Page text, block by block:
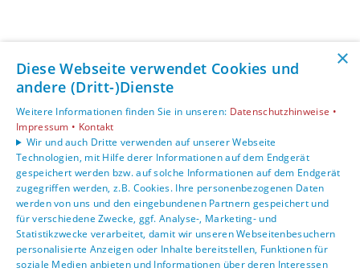
×
Diese Webseite verwendet Cookies und
andere (Dritt-)Dienste
Weitere Informationen finden Sie in unseren: Datenschutzhinweise •
Impressum • Kontakt
Wir und auch Dritte verwenden auf unserer Webseite
Technologien, mit Hilfe derer Informationen auf dem Endgerät
gespeichert werden bzw. auf solche Informationen auf dem Endgerät
zugegriffen werden, z.B. Cookies. Ihre personenbezogenen Daten
werden von uns und den eingebundenen Partnern gespeichert und
für verschiedene Zwecke, ggf. Analyse-, Marketing- und
Statistikzwecke verarbeitet, damit wir unseren Webseitenbesuchern
personalisierte Anzeigen oder Inhalte bereitstellen, Funktionen für
soziale Medien anbieten und Informationen über deren Interessen